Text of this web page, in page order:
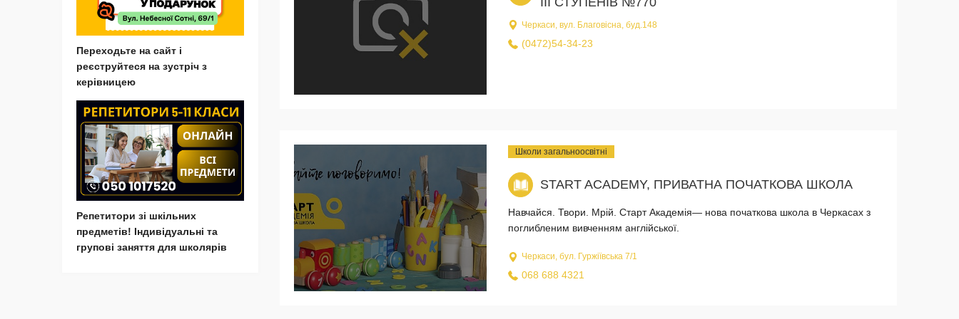
Черкаси, вул. Благовісна, буд.148
(0472)54-34-23
Школи загальноосвітні
START ACADEMY, ПРИВАТНА ПОЧАТКОВА ШКОЛА
Навчайся. Твори. Мрій. Старт Академія— нова початкова школа в Черкасах з
поглибленим вивченням англійської.
Черкаси, бул. Гуржіївська 7/1
068 688 4321
Переходьте на сайт і
реєструйтеся на зустріч з
керівницею
Репетитори зі шкільних
предметів! Індивідуальні та
групові заняття для школярів